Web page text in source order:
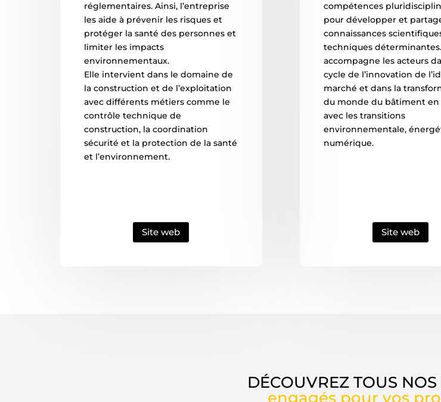
réglementaires. Ainsi, l’entreprise
les aide à prévenir les risques et
protéger la santé des personnes et
limiter les impacts
environnementaux.
Elle intervient dans le domaine de
la construction et de l’exploitation
avec différents métiers comme le
contrôle technique de
construction, la coordination
sécurité et la protection de la santé
et l’environnement.
Site web
compétences
pour développer et
connaissances
techniques
accompagne les acteurs
cycle de l’innovation de
marché et dans la
du monde du bâtiment en
avec les transitions
environnementale,
numérique.
Site web
DÉCOUVREZ TOUS
engagés pour vos